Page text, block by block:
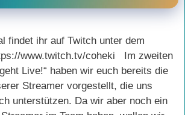
findet ihr auf Twitch unter dem
www.twitch.tv/coheki Im zweiten
Live!“ haben wir euch bereits die
Streamer vorgestellt, die uns
unterstützen. Da wir aber noch ein